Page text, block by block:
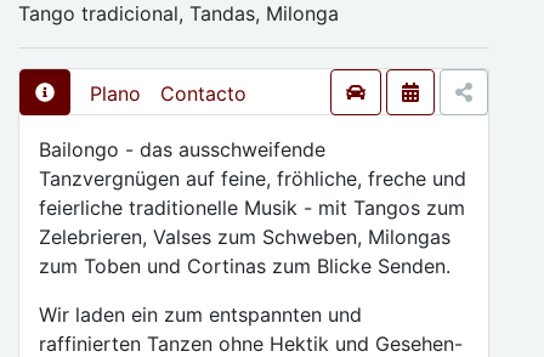
Tango tradicional, Tandas, Milonga
Plano Contacto
Bailongo - das ausschweifende
Tanzvergnügen auf feine, fröhliche, freche und
feierliche traditionelle Musik - mit Tangos zum
Zelebrieren, Valses zum Schweben, Milongas
zum Toben und Cortinas zum Blicke Senden.
Wir laden ein zum entspannten und
raffinierten Tanzen ohne Hektik und Gesehen-